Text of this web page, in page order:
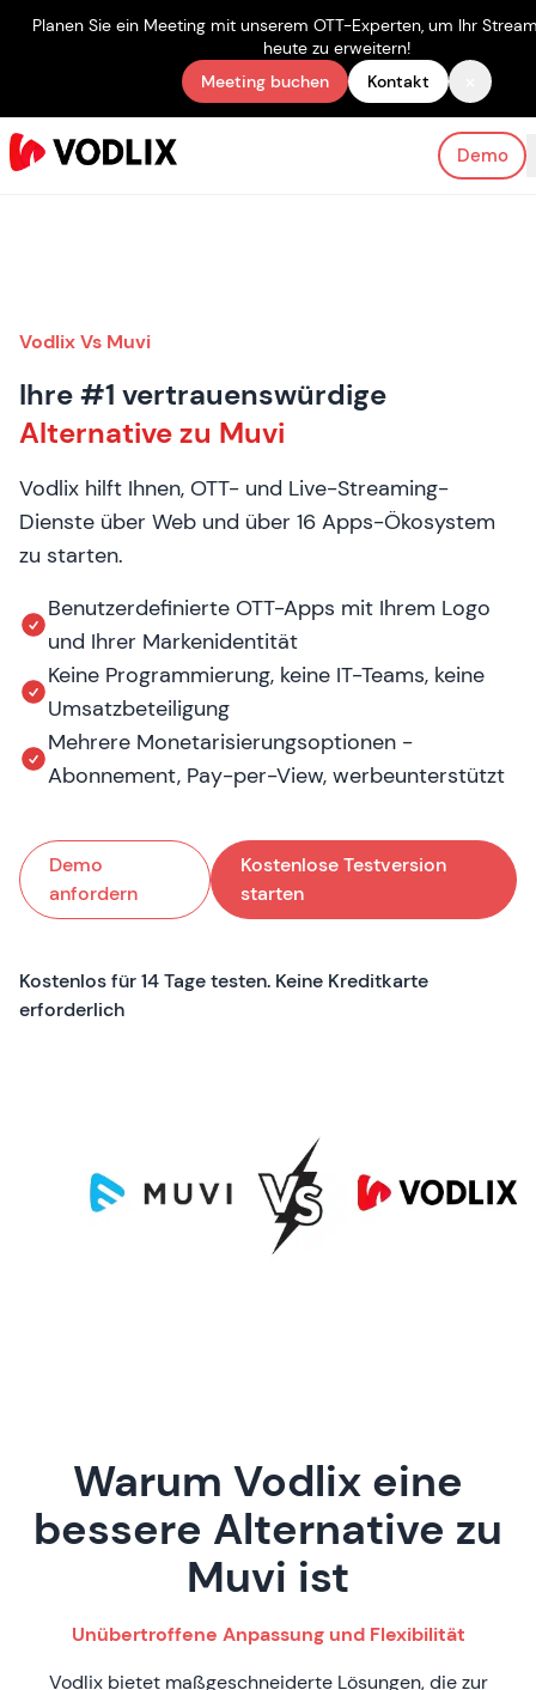
Planen Sie ein Meeting mit unserem OTT-Experten, um Ihr
heute zu erweitern!
Meeting buchen
Kontakt
Demo
Vodlix Vs Muvi
Ihre #1 vertrauenswürdige
Alternative zu Muvi
Vodlix hilft Ihnen, OTT- und Live-Streaming-
Dienste über Web und über 16 Apps-Ökosystem
zu starten.
Benutzerdefinierte OTT-Apps mit Ihrem Logo
und Ihrer Markenidentität
Keine Programmierung, keine IT-Teams, keine
Umsatzbeteiligung
Mehrere Monetarisierungsoptionen -
Abonnement, Pay-per-View, werbeunterstützt
Demo
anfordern
Kostenlose Testversion
starten
Kostenlos für 14 Tage testen. Keine Kreditkarte
erforderlich
Warum Vodlix eine
bessere Alternative zu
Muvi ist
Unübertroffene Anpassung und Flexibilität
Vodlix bietet maßgeschneiderte Lösungen, die zur